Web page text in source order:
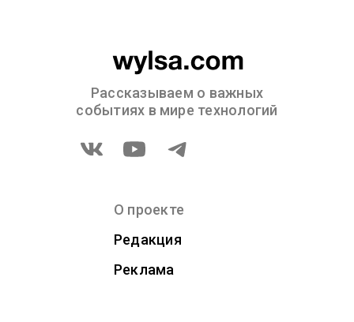
Рассказываем о важных
событиях в мире технологий
О проекте
Редакция
Реклама